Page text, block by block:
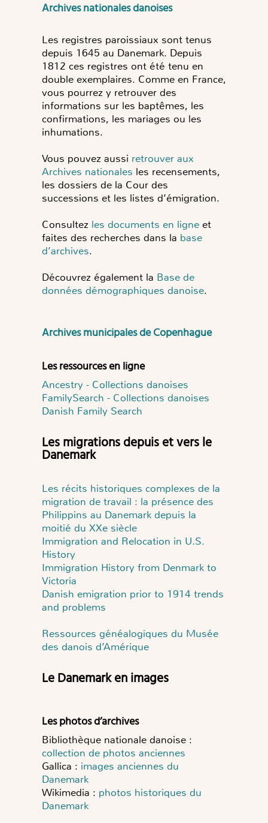
Archives nationales danoises
Les registres paroissiaux sont tenus
depuis 1645 au Danemark. Depuis
1812 ces registres ont été tenu en
double exemplaires. Comme en France,
vous pourrez y retrouver des
informations sur les baptêmes, les
confirmations, les mariages ou les
inhumations.
Vous pouvez aussi retrouver aux
Archives nationales les recensements,
les dossiers de la Cour des
successions et les listes d’émigration.
Consultez les documents en ligne et
faites des recherches dans la base
d’archives.
Découvrez également la Base de
données démographiques danoise.
Archives municipales de Copenhague
Les ressources en ligne
Ancestry - Collections danoises
FamilySearch - Collections danoises
Danish Family Search
Les migrations depuis et vers le
Danemark
Les récits historiques complexes de la
migration de travail : la présence des
Philippins au Danemark depuis la
moitié du XXe siècle
Immigration and Relocation in U.S.
History
Immigration History from Denmark to
Victoria
Danish emigration prior to 1914 trends
and problems
Ressources généalogiques du Musée
des danois d’Amérique
Le Danemark en images
Les photos d’archives
Bibliothèque nationale danoise :
collection de photos anciennes
Gallica : images anciennes du
Danemark
Wikimedia : photos historiques du
Danemark